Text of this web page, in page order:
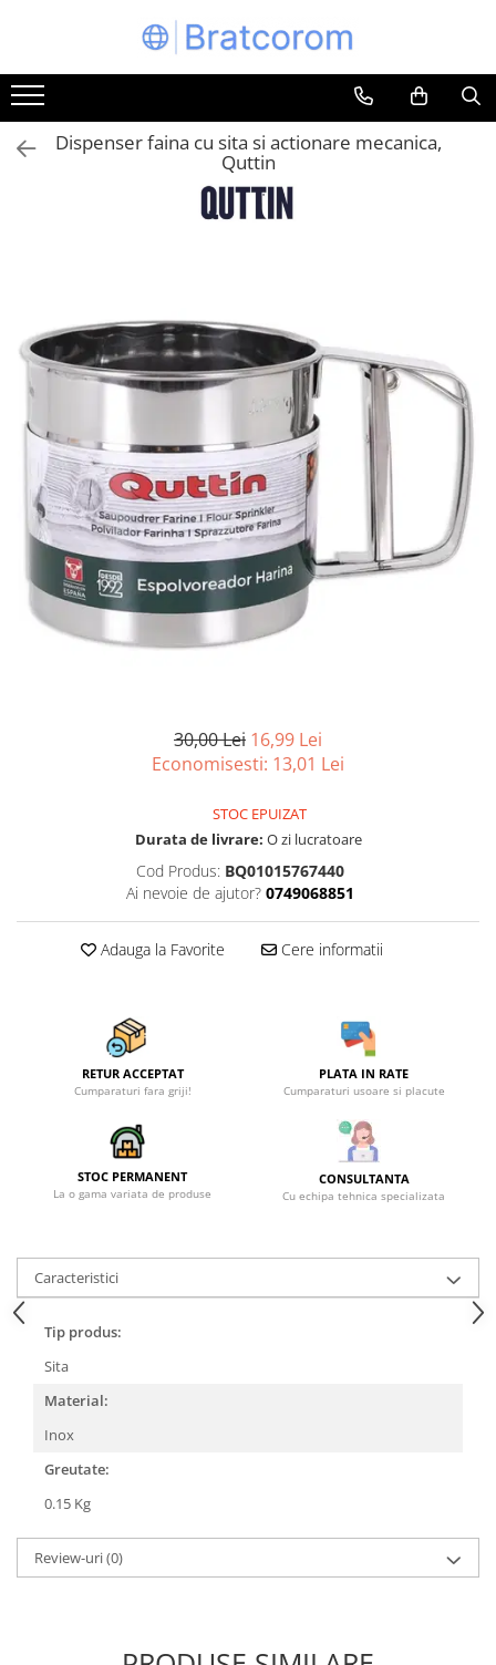
Toate Produsele
Articole animale
Adapatoare animale
Bucatarii de vara Tuozi
Casa
Articole ambalare
Articole bucatarie
Articole mobila
Articole organizare
Articole Sportive
Cutii postale
Electronice si electrocasnice
Incalzire si racire
Accesorii gresie si faianta
Accesorii vopsire si tencuire
Benzi
Materiale electrice
Sarma constructii
Scule, unelte si masini
Sfoara si franghii
Suruburi, dibluri si accesorii
Aplice si plafoniere
Lustre si pendule
Spoturi
Accesorii corpuri de iluminat
Lampi de veghe copii
Proiectoare
Veioze si lampi
CRACIUN
Accesorii decorative
Caciuli
Dispenser faina cu sita si actionare mecanica,
Quttin
30,00 Lei 16,99 Lei
Economisesti: 13,01 Lei
STOC EPUIZAT
Durata de livrare: O zi lucratoare
Cod Produs: BQ01015767440
Ai nevoie de ajutor? 0749068851
Adauga la Favorite Cere informatii
RETUR ACCEPTAT
Cumparaturi fara griji!
PLATA IN RATE
Cumparaturi usoare si placute
STOC PERMANENT
La o gama variata de produse
CONSULTANTA
Cu echipa tehnica specializata
Caracteristici
Tip produs:
Sita
Material:
Inox
Greutate:
0.15 Kg
Review-uri(0)